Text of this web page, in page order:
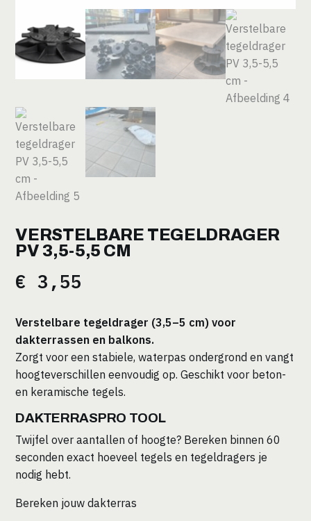
VERSTELBARE TEGELDRAGER
PV 3,5-5,5 CM
€ 3,55
Verstelbare tegeldrager (3,5–5 cm) voor
dakterrassen en balkons.
Zorgt voor een stabiele, waterpas ondergrond en vangt
hoogteverschillen eenvoudig op. Geschikt voor beton-
en keramische tegels.
DAKTERRASPRO TOOL
Twijfel over aantallen of hoogte? Bereken binnen 60
seconden exact hoeveel tegels en tegeldragers je
nodig hebt.
Bereken jouw dakterras